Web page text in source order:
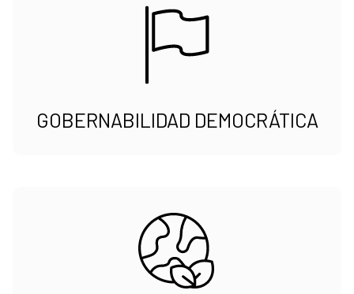
GOBERNABILIDAD DEMOCRÁTICA